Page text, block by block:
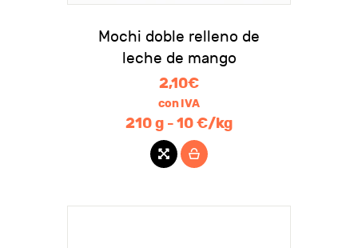
Mochi doble relleno de
leche de mango
2,10€
con IVA
210 g - 10 €/kg